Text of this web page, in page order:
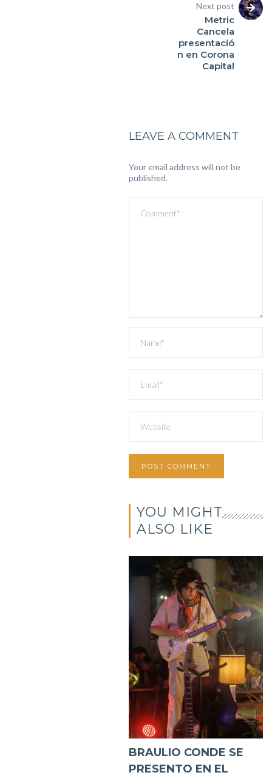
Next post
Metric
Cancela
presentació
n en Corona
Capital
LEAVE A COMMENT
Your email address will not be
published.
YOU MIGHT
ALSO LIKE
BRAULIO CONDE SE
PRESENTO EN EL